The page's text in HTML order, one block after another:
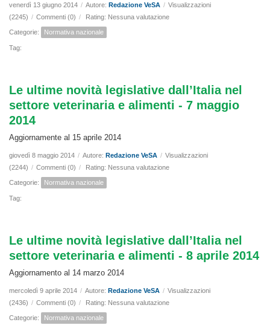
venerdì 13 giugno 2014 / Autore: Redazione VeSA / Visualizzazioni
(2245) / Commenti (0) / Rating: Nessuna valutazione
Categorie: Normativa nazionale
Tag:
Le ultime novità legislative dall’Italia nel
settore veterinaria e alimenti - 7 maggio
2014
Aggiornamente al 15 aprile 2014
giovedì 8 maggio 2014 / Autore: Redazione VeSA / Visualizzazioni
(2244) / Commenti (0) / Rating: Nessuna valutazione
Categorie: Normativa nazionale
Tag:
Le ultime novità legislative dall’Italia nel
settore veterinaria e alimenti - 8 aprile 2014
Aggiornamento al 14 marzo 2014
mercoledì 9 aprile 2014 / Autore: Redazione VeSA / Visualizzazioni
(2436) / Commenti (0) / Rating: Nessuna valutazione
Categorie: Normativa nazionale